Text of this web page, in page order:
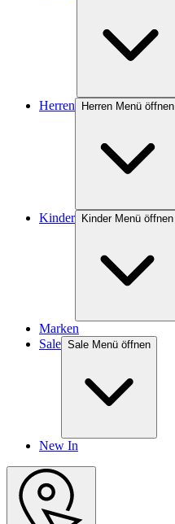
Herren Herren Menü öffnen
Kinder Kinder Menü öffnen
Marken
Sale Sale Menü öffnen
New In